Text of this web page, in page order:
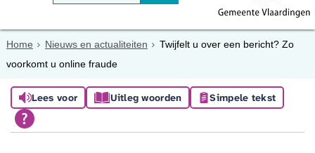
Home Nieuws en actualiteiten
Twijfelt u over een bericht? Zo
voorkomt u online fraude
Lees voor Uitleg woorden Simpele tekst